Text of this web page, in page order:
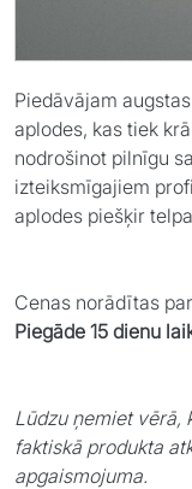
Piedāvājam
aplodes, kas tiek
nodrošinot pilnīgu
izteiksmīgajiem
aplodes piešķir
Cenas norādītas
Piegāde 15 dienu
Lūdzu ņemiet vērā,
faktiskā produkta
apgaismojuma.